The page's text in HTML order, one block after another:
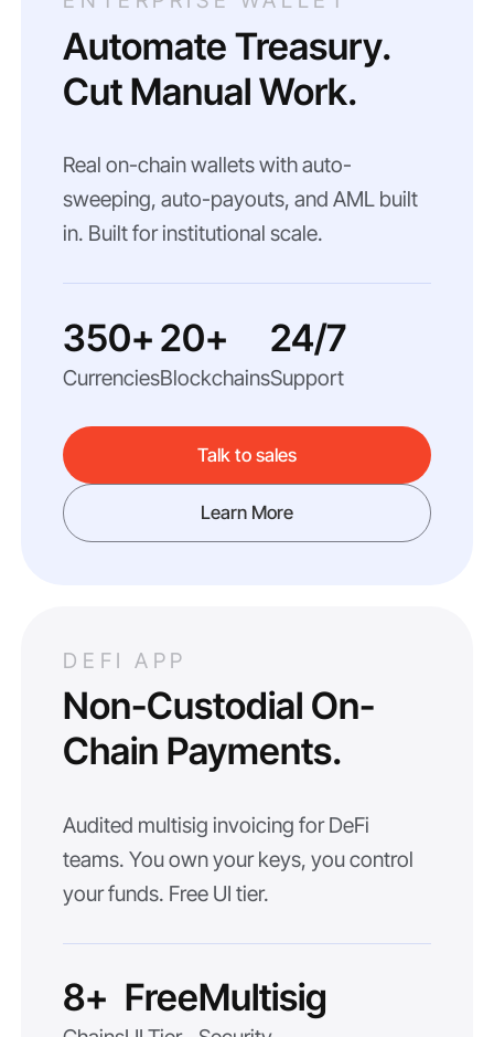
Automate Treasury.
Cut Manual Work.
Real on-chain wallets with auto-
sweeping, auto-payouts, and AML built
in. Built for institutional scale.
350+
Currencies
20+
Blockchains
24/7
Support
Talk to sales
Learn More
DEFI APP
Non-Custodial On-
Chain Payments.
Audited multisig invoicing for DeFi
teams. You own your keys, you control
your funds. Free UI tier.
8+ FreeMultisig